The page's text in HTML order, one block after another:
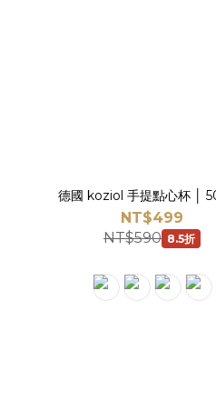
德國 koziol 手提點心杯 │
NT$499
NT$590 8.5折